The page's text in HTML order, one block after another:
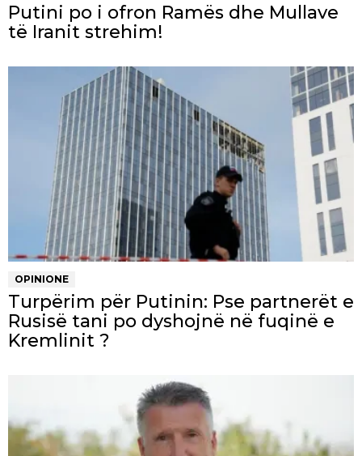
Putini po i ofron Ramës dhe Mullave
të Iranit strehim!
OPINIONE
Turpërim për Putinin: Pse partnerët e
Rusisë tani po dyshojnë në fuqinë e
Kremlinit ?